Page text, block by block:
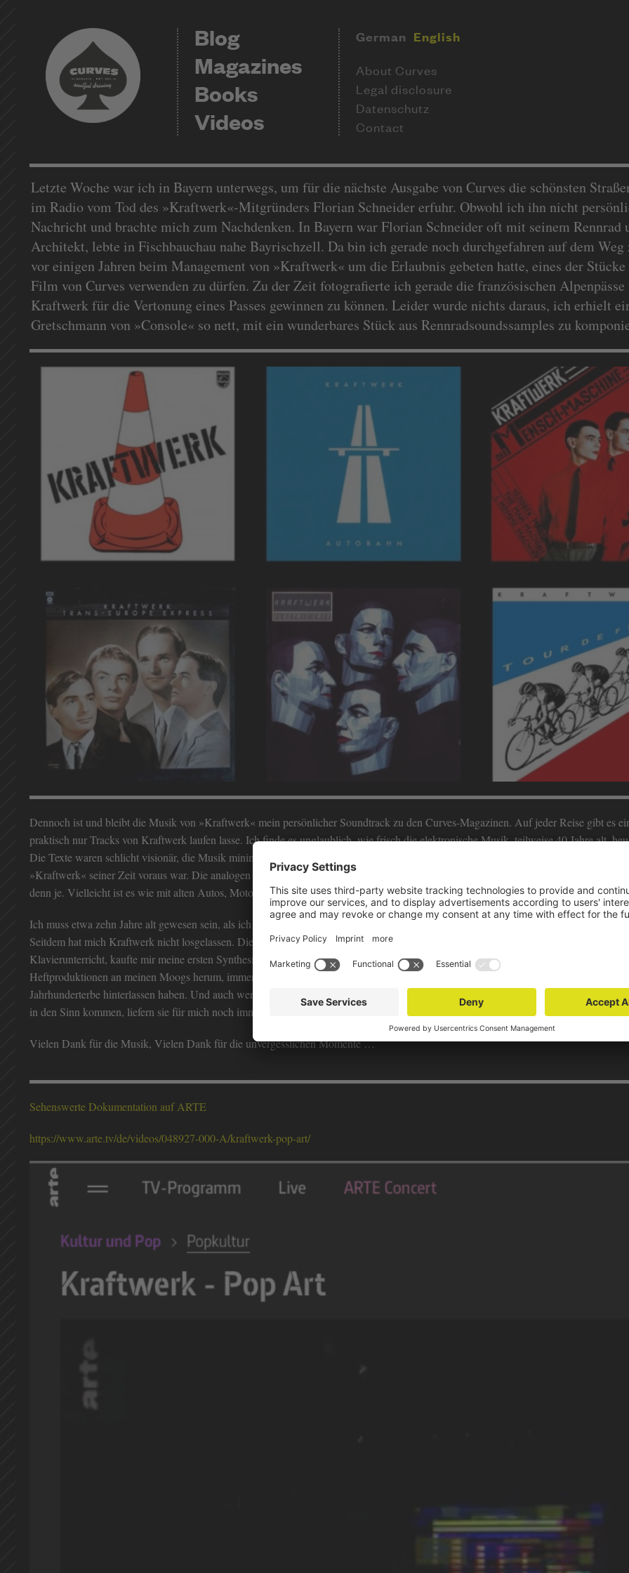
Blog
Magazines
Books
Videos
German English
About Curves
Legal disclosure
Datenschutz
Contact
Letzte Woche war ich in Bayern unterwegs, um für die nächste Ausgabe von Curves die schönsten
im Radio vom Tod des »Kraftwerk«-Mitgründers Florian Schneider erfuhr. Obwohl ich ihn nicht
Nachricht und brachte mich zum Nachdenken. In Bayern war Florian Schneider oft mit seinem Rennrad
Architekt, lebte in Fischbauchau nahe Bayrischzell. Da bin ich gerade noch durchgefahren auf dem
vor einigen Jahren beim Management von »Kraftwerk« um die Erlaubnis gebeten hatte, eines der
Film von Curves verwenden zu dürfen. Zu der Zeit fotografierte ich gerade die französischen
Kraftwerk für die Vertonung eines Passes gewinnen zu können. Leider wurde nichts daraus, ich erhielt
Gretschmann von »Console« so nett, mit ein wunderbares Stück aus Rennradsoundssamples zu
Dennoch ist und bleibt die Musik von »Kraftwerk« mein persönlicher Soundtrack zu den Curves-Magazinen. Auf jeder Reise gibt es
praktisch nur Tracks von Kraftwerk laufen lasse. Ich finde es unglaublich, wie frisch die elektronische Musik, teilweise 40 Jahre alt,
Die Texte waren schlicht visionär, die Musik minimal und voller Wucht. Ein Blick in die Charts von einst genügt, um zu begreifen,
»Kraftwerk« seiner Zeit voraus war. Die analogen Synthesizer, Sequenzer, Drumcomputer und Vocoder aus den 1970er und 1980er
denn je. Vielleicht ist es wie mit alten Autos, Motorrädern und Fahrrädern – die Grenzen der Technik haben zu Höchstleistung geführt.
Ich muss etwa zehn Jahre alt gewesen sein, als ich mir das Album »Mensch Maschine« kaufte – und sofort wie besessen war von der
Seitdem hat mich Kraftwerk nicht losgelassen. Die Musik war wie für viele andere auch für mich der Auslöser, selbst Musik zu
Klavierunterricht, kaufte mir meine ersten Synthesizer zusammen, spielte in Bands. Noch heute schraube ich zur Entspannung
Heftproduktionen an meinen Moogs herum, immer auf den Spuren von Florian Schneider und den Elektro-Pionieren, die mit
Jahrhunderterbe hinterlassen haben. Und auch wenn den meisten Menschen heute zu “Kraftwerk” wohl treibende Nachtfahrten auf
in den Sinn kommen, liefern sie für mich noch immer den beglückenden Soundtrack zur Kurve.
Vielen Dank für die Musik, Vielen Dank für die unvergesslichen Momente …
Sehenswerte Dokumentation auf ARTE
https://www.arte.tv/de/videos/048927-000-A/kraftwerk-pop-art/